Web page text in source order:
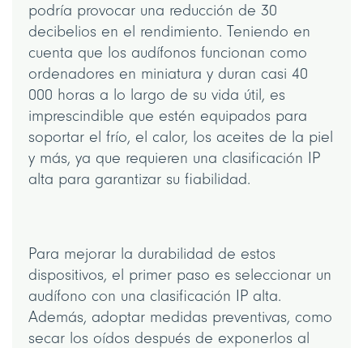
podría provocar una reducción de 30
decibelios en el rendimiento. Teniendo en
cuenta que los audífonos funcionan como
ordenadores en miniatura y duran casi 40
000 horas a lo largo de su vida útil, es
imprescindible que estén equipados para
soportar el frío, el calor, los aceites de la piel
y más, ya que requieren una clasificación IP
alta para garantizar su fiabilidad.
Para mejorar la durabilidad de estos
dispositivos, el primer paso es seleccionar un
audífono con una clasificación IP alta.
Además, adoptar medidas preventivas, como
secar los oídos después de exponerlos al